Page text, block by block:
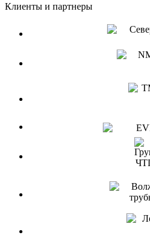
Клиенты и партнеры